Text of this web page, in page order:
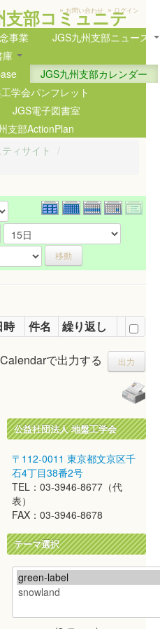
支部コミュニテ
» お問い合わせ » ログイン
事業
JGS九州支部ニュース
庫
JGS九州支部カレンダー
学会パンフレット
JGS電子図書室
支部ActionPlan
ィサイト /
時 件名 繰り返し
で出力する
公益社団法人 地盤工学会
〒112-0011 東京都文京区千
石4丁目38番2号
TEL：03-3946-8677（代
表）
FAX：03-3946-8678
テーマ選択